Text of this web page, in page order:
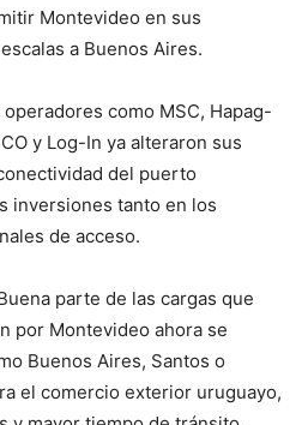
Montevideo en sus
a Buenos Aires.
como MSC, Hapag-
y Log-In ya alteraron sus
del puerto
inversiones tanto en los
de acceso.
parte de las cargas que
por Montevideo ahora se
Buenos Aires, Santos o
el comercio exterior uruguayo,